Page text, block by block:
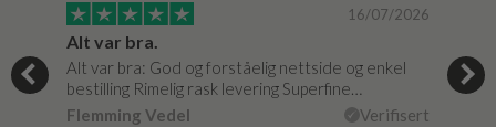
16/07/2026
Alt var bra.
Alt var bra: God og forståelig nettside og enkel
bestilling Rimelig rask levering Superfine…
Flemming Vedel
Verifisert
Jeg
fikk